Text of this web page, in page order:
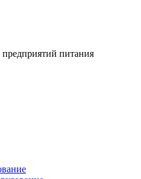
питания